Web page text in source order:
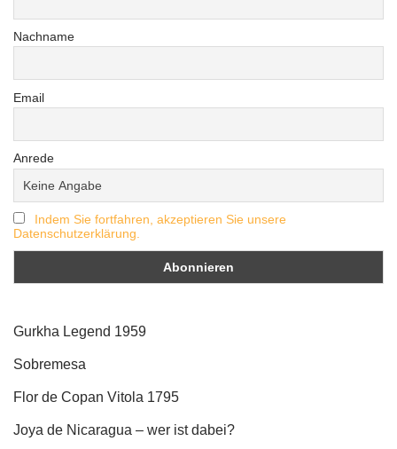
Nachname
Email
Anrede
Indem Sie fortfahren, akzeptieren Sie unsere
Datenschutzerklärung.
Gurkha Legend 1959
Sobremesa
Flor de Copan Vitola 1795
Joya de Nicaragua – wer ist dabei?